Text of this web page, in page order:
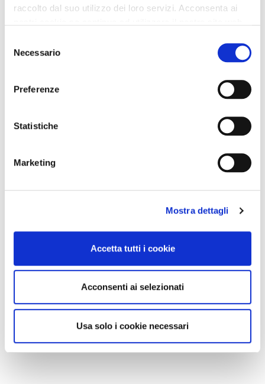
raccolto dal suo utilizzo dei loro servizi. Acconsenta ai
delNecessario
Preferenze
Statistiche
Marketing
Mostra dettagli
Accetta tutti i cookie
Acconsenti ai selezionati
Usa solo i cookie necessari